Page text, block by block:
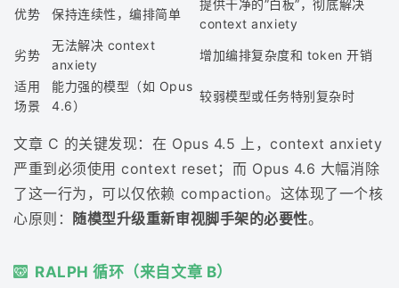
优势 保持连续性，编排简单
提供干净的”白板”，彻底解决
context anxiety
劣势
无法解决 context
anxiety
增加编排复杂度和 token 开销
适用
场景
能力强的模型（如 Opus
4.6）
较弱模型或任务特别复杂时
文章 C 的关键发现：在 Opus 4.5 上，context anxiety
严重到必须使用 context reset；而 Opus 4.6 大幅消除
了这一行为，可以仅依赖 compaction。这体现了一个核
心原则： 随模型升级重新审视脚手架的必要性。
RALPH 循环（来自文章 B）